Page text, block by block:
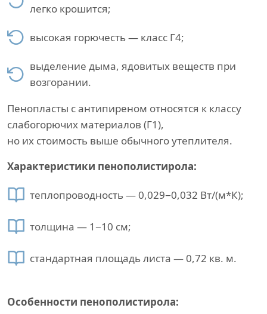
легко крошится;
высокая горючесть — класс Г4;
выделение дыма, ядовитых веществ при
возгорании.
Пенопласты с антипиреном относятся к классу
слабогорючих материалов (Г1),
но их стоимость выше обычного утеплителя.
Характеристики пенополистирола:
теплопроводность — 0,029−0,032 Вт/(м*К);
толщина — 1−10 см;
стандартная площадь листа — 0,72 кв. м.
Особенности пенополистирола: